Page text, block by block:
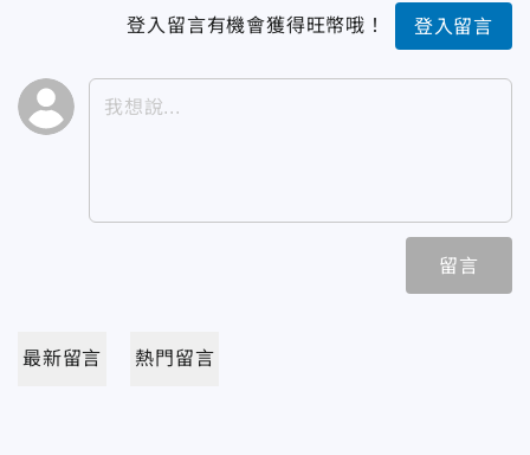
登入留言有機會獲得旺幣哦！ 登入留言
留言
最新留言 熱門留言